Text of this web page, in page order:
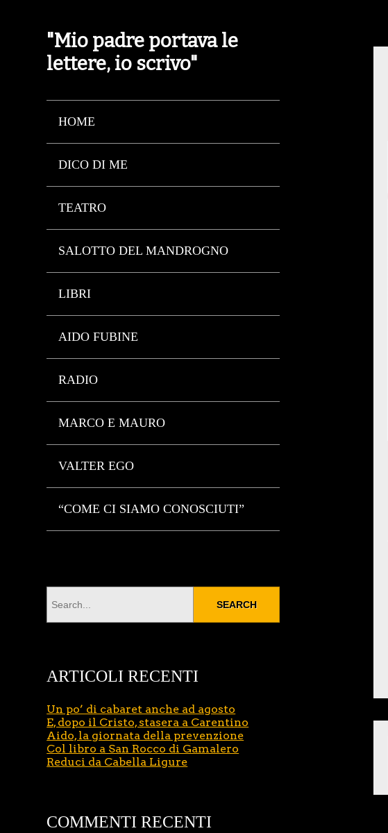
"Mio padre portava le
lettere, io scrivo"
HOME
DICO DI ME
TEATRO
SALOTTO DEL MANDROGNO
LIBRI
AIDO FUBINE
RADIO
MARCO E MAURO
VALTER EGO
“COME CI SIAMO CONOSCIUTI”
ARTICOLI RECENTI
Un po’ di cabaret anche ad agosto
E, dopo il Cristo, stasera a Carentino
Aido, la giornata della prevenzione
Col libro a San Rocco di Gamalero
Reduci da Cabella Ligure
COMMENTI RECENTI